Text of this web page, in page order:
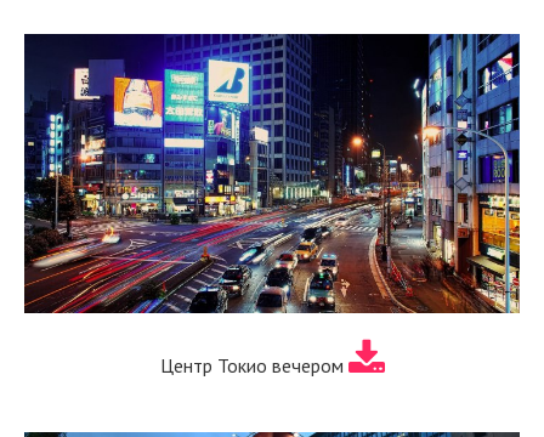
Центр Токио вечером